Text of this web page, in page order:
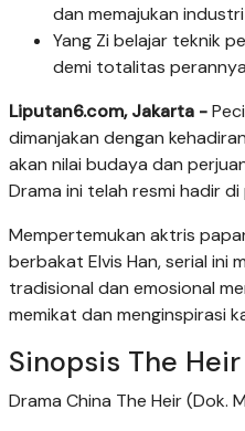
dan memajukan
Yang Zi belajar teknik
demi totalitas
Liputan6.com, Jakarta -
dimanjakan dengan
akan nilai budaya dan
Drama ini telah resmi hadir
Mempertemukan aktris
berbakat Elvis Han, serial ini
tradisional dan emosional
memikat dan menginspirasi
Sinopsis The Heir
Drama China The Heir (Dok.